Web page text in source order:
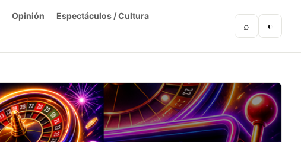
Opinión Espectáculos / Cultura
⌕ ◐